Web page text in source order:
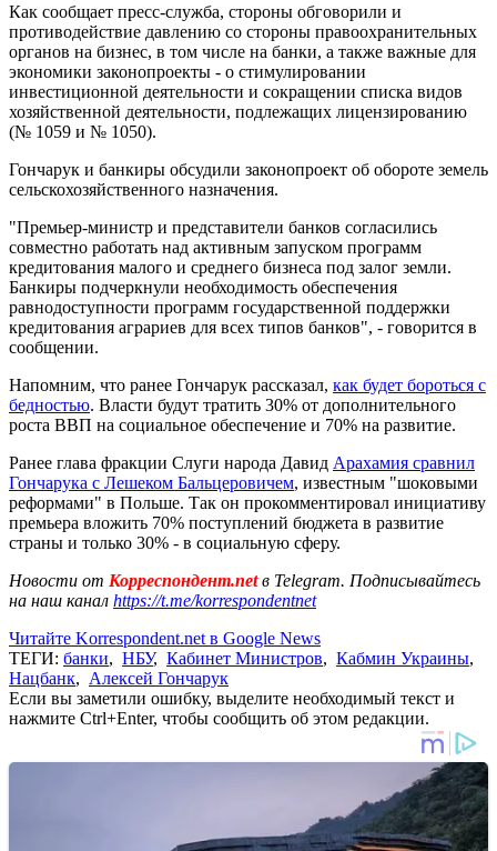
Как сообщает пресс-служба, стороны обговорили и
противодействие давлению со стороны правоохранительных
органов на бизнес, в том числе на банки, а также важные для
экономики законопроекты - о стимулировании
инвестиционной деятельности и сокращении списка видов
хозяйственной деятельности, подлежащих лицензированию
(№ 1059 и № 1050).
Гончарук и банкиры обсудили законопроект об обороте земель
сельскохозяйственного назначения.
"Премьер-министр и представители банков согласились
совместно работать над активным запуском программ
кредитования малого и среднего бизнеса под залог земли.
Банкиры подчеркнули необходимость обеспечения
равнодоступности программ государственной поддержки
кредитования аграриев для всех типов банков", - говорится в
сообщении.
Напомним, что ранее Гончарук рассказал, как будет бороться с
бедностью. Власти будут тратить 30% от дополнительного
роста ВВП на социальное обеспечение и 70% на развитие.
Ранее глава фракции Слуги народа Давид Арахамия сравнил
Гончарука с Лешеком Бальцеровичем, известным "шоковыми
реформами" в Польше. Так он прокомментировал инициативу
премьера вложить 70% поступлений бюджета в развитие
страны и только 30% - в социальную сферу.
Новости от Корреспондент.netв Telegram. Подписывайтесь
на наш канал https://t.me/korrespondentnet
Читайте Korrespondent.net в Google News
ТЕГИ: банки, НБУ, Кабинет Министров, Кабмин Украины,
Нацбанк, Алексей Гончарук
Если вы заметили ошибку, выделите необходимый текст и
нажмите Ctrl+Enter, чтобы сообщить об этом редакции.